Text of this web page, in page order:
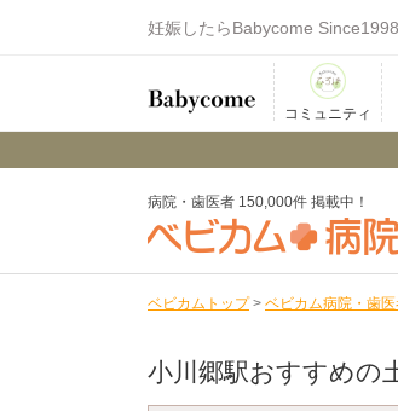
妊娠したらBabycome Since1998
コミュニティ
病院・歯医者 150,000件 掲載中！
ベビカムトップ > ベビカム病院・歯
小川郷駅おすすめの